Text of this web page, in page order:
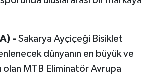
- Sakarya Ayçiçeği Bisiklet
dünyanın en büyük ve
olan MTB Eliminatör Avrupa